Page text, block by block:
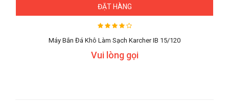
ĐẶT HÀNG
Máy Bắn Đá Khô Làm Sạch Karcher IB 15/120
Vui lòng gọi